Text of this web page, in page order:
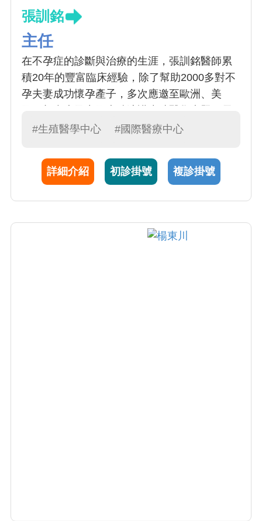
張訓銘
主任
在不孕症的診斷與治療的生涯，張訓銘醫師累
積20年的豐富臨床經驗，除了幫助2000多對不
孕夫妻成功懷孕產子，多次應邀至歐洲、美
期致力於生殖醫學之研究，論文發表超過110
#生殖醫學中心 #國際醫療中心
詳細介紹 初診掛號 複診掛號